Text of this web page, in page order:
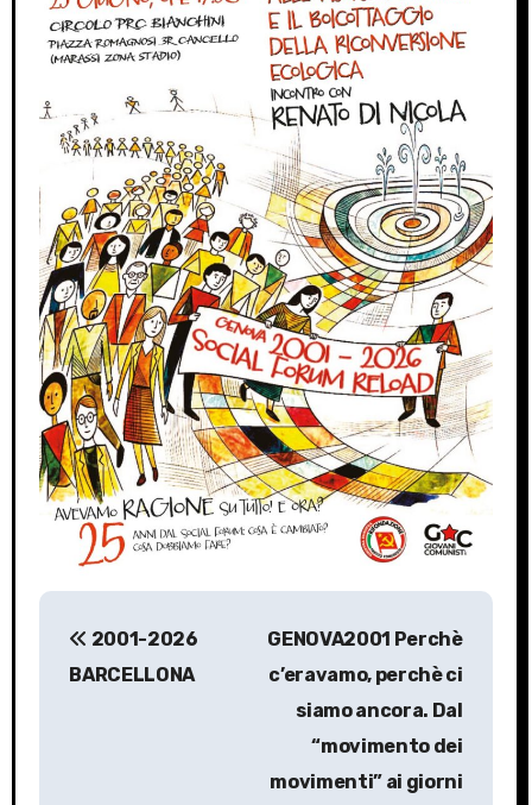
P
2001-2026
BARCELLONA
GENOVA2001 Perchè
c’eravamo, perchè ci
siamo ancora. Dal
“movimento dei
movimenti” ai giorni